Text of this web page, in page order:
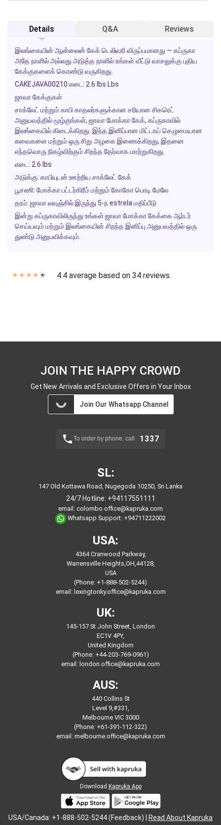
Details Q&A Reviews
இலங்கையின் ஆன்லைன் கேக் டெலிவரி விருப்பமானது — கப்ருகா
அதே நாளில் அல்லது அடுத்த நாளில் உங்கள் வீட்டு வாசலுக்கு புதிய
கேக்குகளைக் கொண்டு வருகிறது.
CAKEJAVA00210 எடை: 2.6 lbs Lbs
ஜாவா கேக்குகள்
சாக்லேட் மற்றும் காபி காதலர்களுக்கான சரியான சிகரெட்
அனுபவத்தில் மூழ்குங்கள், ஜாவா மோக்கா கேக், கப்ருகாவில்
இலங்கையில் கிடைக்கிறது. இந்த இனிப்பான மிட்டாய் செழுமையான
சுவைகளை மற்றும் ஒரு சிறு அழகை இணைக்கிறது, இதனை
எந்தவொரு நிகழ்விற்கும் சிறந்த தேர்வாக மாற்றுகிறது.
எடை: 2.6 lbs
அடுக்கு: காபியுடன் ஊற்றிய சாக்லேட் கேக்
பூசணி: மோக்கா பட்டர்கிரீம் மற்றும் கோகோ பொடி மேலே
தரம்: ஜாவா லவுஞ்சில் இருந்து 5-ந estrela மதிப்பீடு
இன்று கப்ருகாவிலிருந்து உங்கள் ஜாவா மோக்கா கேக்கை ஆர்டர்
செய்யவும் மற்றும் இலங்கையின் சிறந்த இனிப்பு அனுபவத்தில் ஒரு
துண்டு அனுபவிக்கவும்.
✭ ✭ ✭ ✭ ✭ 4.4 average based on 34 reviews.
JOIN THE HAPPY CROWD
Get New Arrivals and Exclusive Offers in Your Inbox
Join Our Whatsapp Channel
To order by phone, call 1337
SL:
147 Old Kottawa Road, Nugegoda 10250, Sri Lanka
24/7 Hotline: +94117551111
email: colombo.office@kapruka.com
Whatsapp Support: +94711222002
USA:
4364 Cranwood Parkway,
Warrensville Heights,OH,44128,
USA
(Phone: +1-888-502-5244)
email: lexingtonky.office@kapruka.com
UK:
145-157 St John Street, London
EC1V 4PY,
United Kingdom
(Phone: +44-203-769-0961)
email: london.office@kapruka.com
AUS:
440 Collins St
Level 9,#331,
Melbourne VIC 3000
(Phone: +61-391-112-322)
email: melbourne.office@kapruka.com
Download Kapruka App
USA/Canada: +1-888-502-5244 (Feedback) |
Read About Kapruka